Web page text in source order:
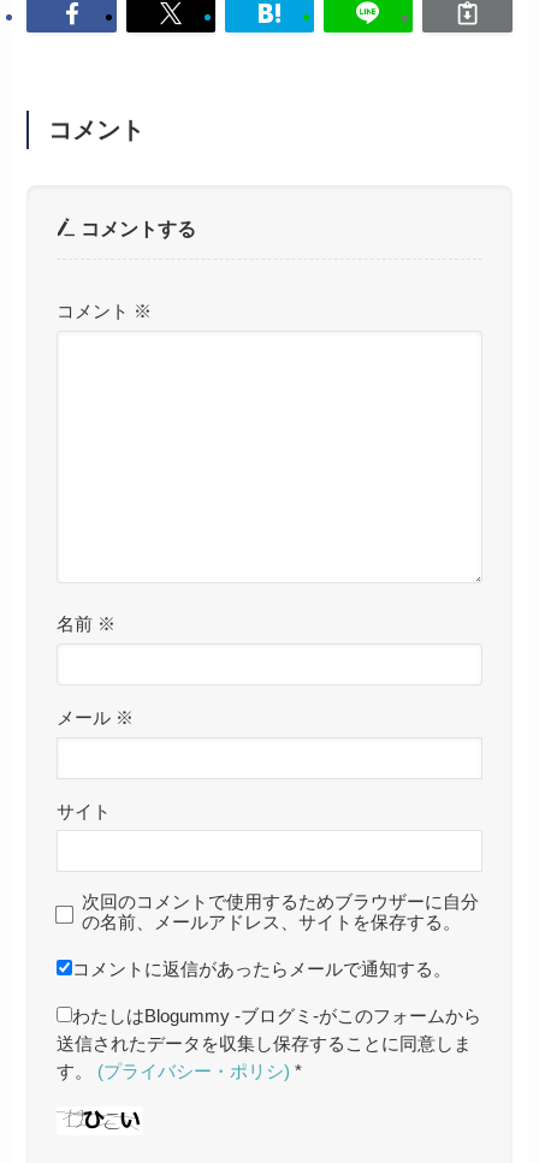
コメント
コメントする
コメント ※
名前 ※
メール ※
サイト
次回のコメントで使用するためブラウザーに自分
の名前、メールアドレス、サイトを保存する。
コメントに返信があったらメールで通知する。
わたしはBlogummy -ブログミ-がこのフォームから
送信されたデータを収集し保存することに同意しま
す。 (プライバシー・ポリシ) *